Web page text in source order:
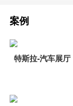
案例
特斯拉-汽车展厅